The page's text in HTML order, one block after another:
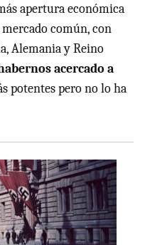
apertura económica
común, con
Alemania y Reino
acercado a
potentes pero no lo ha